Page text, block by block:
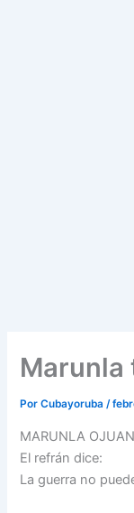
Marunla
PorCubayoruba/
MARUNLA
El refrán dice:
La guerra no